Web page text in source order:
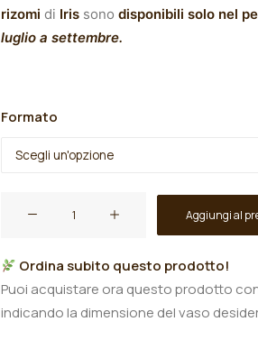
rizomi di Iris sono disponibili solo nel
luglio a settembre.
Formato
quantità
Aggiungi al
Ordina subito questo prodotto!
Puoi acquistare ora questo prodotto
indicando la dimensione del vaso